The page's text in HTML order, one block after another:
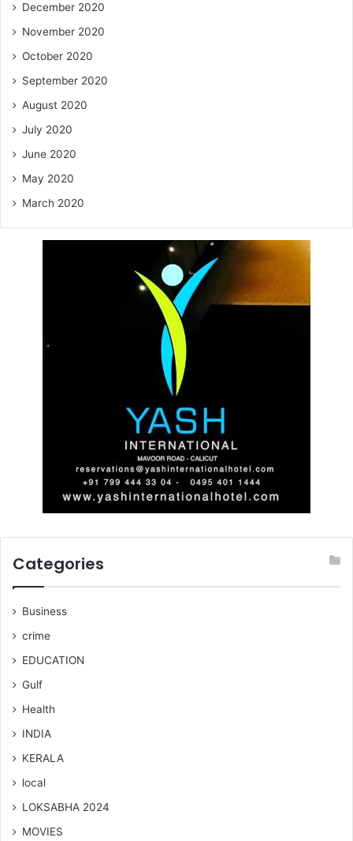
December 2020
November 2020
October 2020
September 2020
August 2020
July 2020
June 2020
May 2020
March 2020
Categories
Business
crime
EDUCATION
Gulf
Health
INDIA
KERALA
local
LOKSABHA 2024
MOVIES